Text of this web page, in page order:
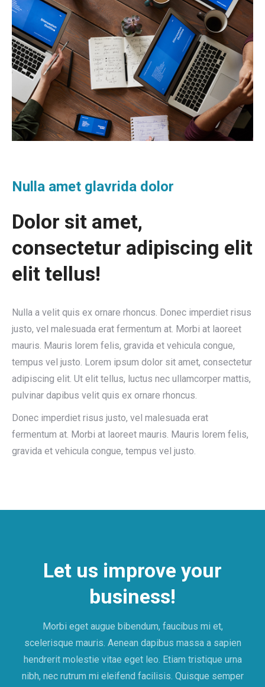
Nulla amet glavrida dolor
Dolor sit amet,
consectetur adipiscing elit
elit tellus!
Nulla a velit quis ex ornare rhoncus. Donec imperdiet risus
justo, vel malesuada erat fermentum at. Morbi at laoreet
mauris. Mauris lorem felis, gravida et vehicula congue,
tempus vel justo. Lorem ipsum dolor sit amet, consectetur
adipiscing elit. Ut elit tellus, luctus nec ullamcorper mattis,
pulvinar dapibus velit quis ex ornare rhoncus.
Donec imperdiet risus justo, vel malesuada erat
fermentum at. Morbi at laoreet mauris. Mauris lorem felis,
gravida et vehicula congue, tempus vel justo.
Let us improve your
business!
Morbi eget augue bibendum, faucibus mi et,
scelerisque mauris. Aenean dapibus massa a sapien
hendrerit molestie vitae eget leo. Etiam tristique urna
nibh, nec rutrum mi eleifend facilisis. Quisque semper